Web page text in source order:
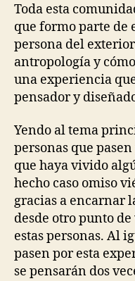
Toda esta
que formo parte de
persona del
antropología y
una experiencia
pensador y
Yendo al tema
personas que
que haya vivido
hecho caso omiso
gracias a encarnar
desde otro punto
estas personas. Al
pasen por esta
se pensarán dos